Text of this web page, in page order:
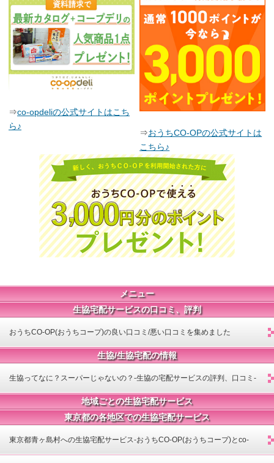
⇒co-opdeliの公式サイトはこち
ら♪
⇒おうちCO-OPの公式サイトは
こちら♪
メニュー
生協宅配サービスの口コミ、評判
おうちCO-OP(おうちコープ)の良い口コミ/悪い口コミを集めました
生協/生協宅配の情報
生協ってなに？スーパーじゃないの？-生協の宅配サービスの評判、口コミ-
地域ごとの生協宅配サービス
東京都の各地区での生協宅配サービス
東京都青ヶ島村への生協宅配サービス-おうちCO-OP(おうちコープ)とco-